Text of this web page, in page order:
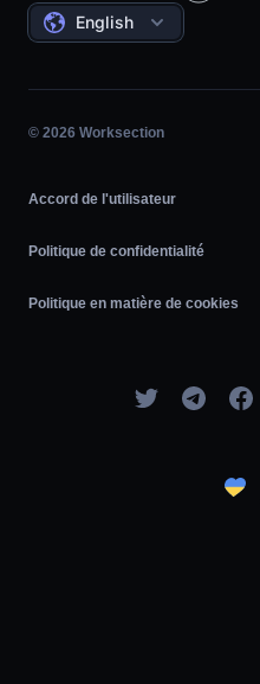
Gestion de projet
Travail horaire
Agile
Les accords
English
© 2026 Worksection
Accord de l'utilisateur
Politique de confidentialité
Politique en matière de cookies